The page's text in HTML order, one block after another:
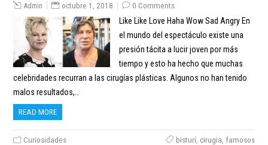
Admin octubre 1, 2018 0 Comments
Like Like Love Haha Wow Sad Angry En
el mundo del espectáculo existe una
presión tácita a lucir joven por más
tiempo y esto ha hecho que muchas
celebridades recurran a las cirugías plásticas. Algunos no han tenido
malos resultados,…
READ MORE
Curiosidades bisturí, cirugia famosos